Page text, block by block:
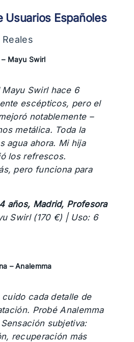
Usuarios Españoles
Mayu Swirl
Swirl hace 6
escépticos, pero el
notablemente –
metálica. Toda la
agua ahora. Mi hija
los refrescos.
pero funciona para
años, Madrid, Profesora
Swirl (170 €) | Uso: 6
– Analemma
cada detalle de
Probé Analemma
subjetiva:
recuperación más